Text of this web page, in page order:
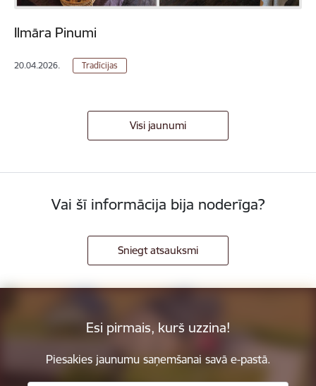
Ilmāra Pinumi
20.04.2026. Tradīcijas
Visi jaunumi
Vai šī informācija bija noderīga?
Sniegt atsauksmi
Esi pirmais, kurš uzzina!
Piesakies jaunumu saņemšanai savā e-pastā.